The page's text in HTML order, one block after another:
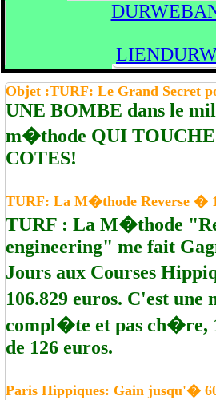
Objet :TURF: Le Grand Secret
UNE BOMBE dans le
m�thode QUI TOUCHE
COTES!
TURF: La M�thode Reverse �
TURF : La M�thode
engineering" me fait
Jours aux Courses
106.829 euros. C'est
compl�te et pas ch�re,
de 126 euros.
Paris Hippiques: Gain jusqu'�